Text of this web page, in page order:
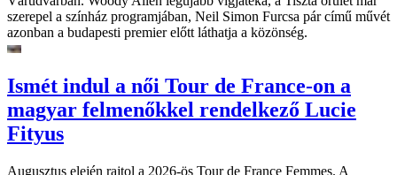
szerepel a színház programjában, Neil Simon Furcsa pár című művét
azonban a budapesti premier előtt láthatja a közönség.
Ismét indul a női Tour de France-on a
magyar felmenőkkel rendelkező Lucie
Fityus
Augusztus elején rajtol a 2026-ös Tour de France Femmes. A